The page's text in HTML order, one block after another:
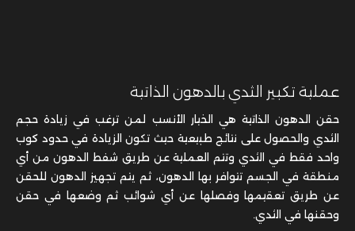
عملية تكبير الثدي بالدهون الذاتية
حقن الدهون الذاتية هي الخيار الأنسب لمن ترغب في زيادة حجم
الثدي والحصول على نتائج طبيعية حيث تكون الزيادة في حدود كوب
واحد فقط في الثدي وتتم العملية عن طريق شفط الدهون من أي
منطقة في الجسم تتوافر بها الدهون، ثم يتم تجهيز الدهون للحقن
عن طريق تعقيمها وفصلها عن أي شوائب ثم وضعها في حقن
وحقنها في الثدي.